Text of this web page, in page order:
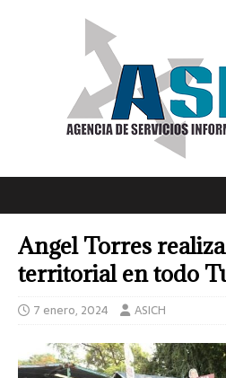
Angel Torres
territorial en todo
7 enero, 2024 ASICH